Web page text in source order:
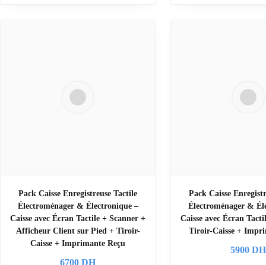
Pack Caisse Enregistreuse Tactile
Électroménager & Électronique –
Caisse avec Écran Tactile + Scanner +
Afficheur Client sur Pied + Tiroir-
Caisse + Imprimante Reçu
6700 DH
Pack Caisse
Électroménager &
Caisse avec Écran
Tiroir-Caisse +
5900 DH